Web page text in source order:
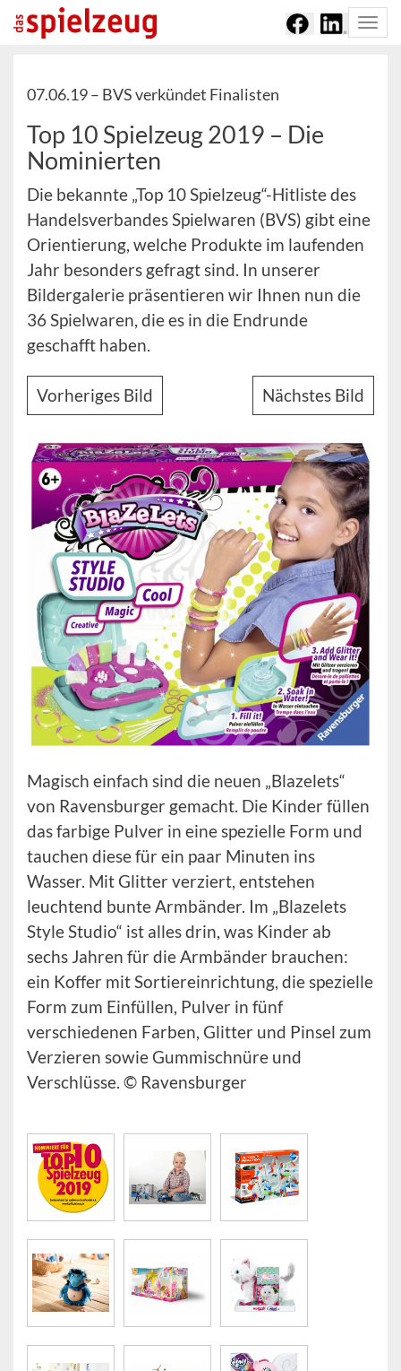
07.06.19 – BVS verkündet Finalisten
Top 10 Spielzeug 2019 – Die
Nominierten
Die bekannte „Top 10 Spielzeug“-Hitliste des
Handelsverbandes Spielwaren (BVS) gibt eine
Orientierung, welche Produkte im laufenden
Jahr besonders gefragt sind. In unserer
Bildergalerie präsentieren wir Ihnen nun die
36 Spielwaren, die es in die Endrunde
geschafft haben.
Vorheriges Bild Nächstes Bild
Magisch einfach sind die neuen „Blazelets“
von Ravensburger gemacht. Die Kinder füllen
das farbige Pulver in eine spezielle Form und
tauchen diese für ein paar Minuten ins
Wasser. Mit Glitter verziert, entstehen
leuchtend bunte Armbänder. Im „Blazelets
Style Studio“ ist alles drin, was Kinder ab
sechs Jahren für die Armbänder brauchen:
ein Koffer mit Sortiereinrichtung, die spezielle
Form zum Einfüllen, Pulver in fünf
verschiedenen Farben, Glitter und Pinsel zum
Verzieren sowie Gummischnüre und
Verschlüsse. © Ravensburger